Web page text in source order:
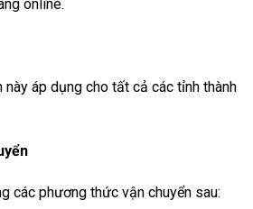
online.
này áp dụng cho tất cả các tỉnh thành
các phương thức vận chuyển sau: